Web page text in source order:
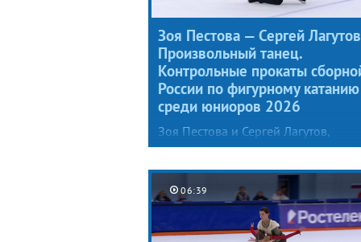
Зоя Пестова — Сергей
Произвольный танец.
Контрольные прокаты
России по фигурному катанию
среди юниоров 2026
Зоя Пестова и Сергей Лагутов,
уступавшие в прошлом сезоне
и Артему Валову), представили
специалистам новый
танец под музыку из балета Игоря
Стравинского «Весна священная»,
06:39